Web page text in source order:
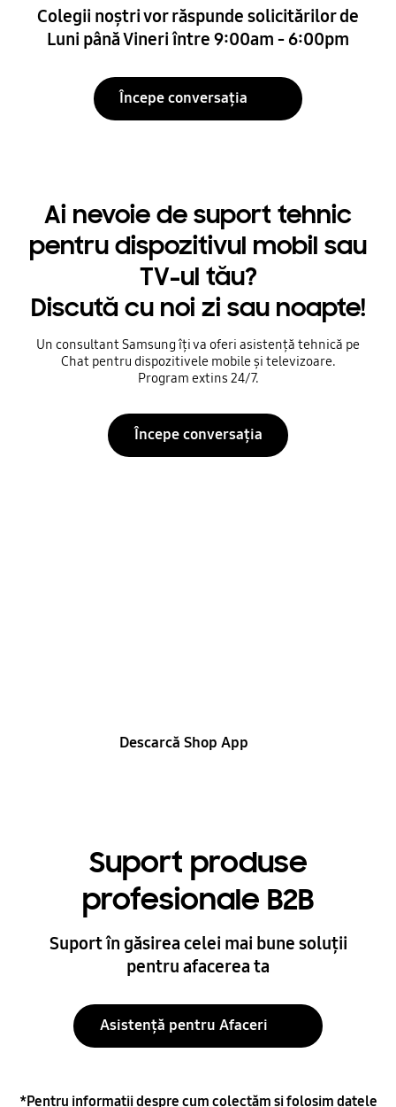
Colegii noștri vor răspunde solicitărilor de
Luni până Vineri între 9:00am - 6:00pm
Începe conversația
Ai nevoie de suport tehnic
pentru dispozitivul mobil sau
TV-ul tău?
Discută cu noi zi sau noapte!
Un consultant Samsung îți va oferi asistență tehnică pe
Chat pentru dispozitivele mobile și televizoare.
Program extins 24/7.
Începe conversația
Descarcă Shop App
Suport produse
profesionale B2B
Suport în găsirea celei mai bune soluții
pentru afacerea ta
Asistență pentru Afaceri
*Pentru informații despre cum colectăm și folosim datele